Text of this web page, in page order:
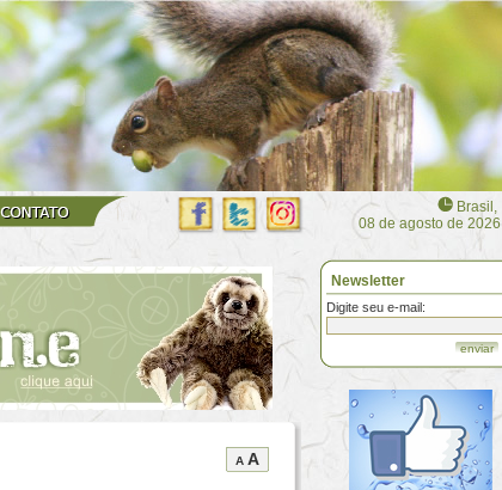
Brasil,
08 de agosto de 2026
A A
Newsletter
Digite seu e-mail:
enviar